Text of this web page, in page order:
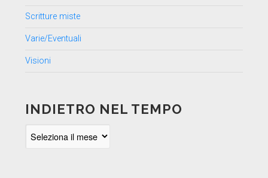
Scritture miste
Varie/Eventuali
Visioni
INDIETRO NEL TEMPO